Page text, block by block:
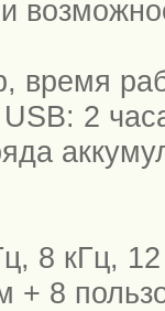
время
2
8 кГц,
+ 8